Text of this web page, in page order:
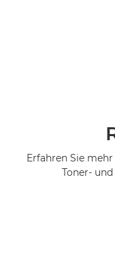
Erfahren Sie
Toner-